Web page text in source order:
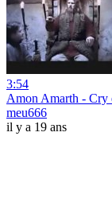
3:54
Amon Amarth -
meu666
il y a 19 ans